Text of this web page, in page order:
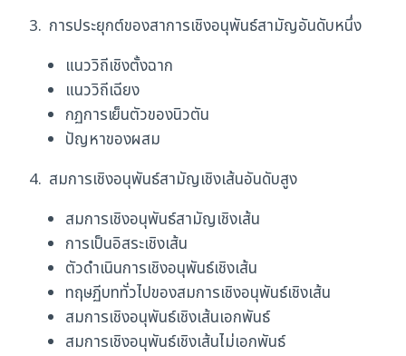
3. การประยุกต์ของสาการเชิงอนุพันธ์สามัญอันดับหนึ่ง
แนววิถีเชิงตั้งฉาก
แนววิถีเฉียง
กฏการเย็นตัวของนิวตัน
ปัญหาของผสม
4. สมการเชิงอนุพันธ์สามัญเชิงเส้นอันดับสูง
สมการเชิงอนุพันธ์สามัญเชิงเส้น
การเป็นอิสระเชิงเส้น
ตัวดำเนินการเชิงอนุพันธ์เชิงเส้น
ทฤษฏีบททั่วไปของสมการเชิงอนุพันธ์เชิงเส้น
สมการเชิงอนุพันธ์เชิงเส้นเอกพันธ์
สมการเชิงอนุพันธ์เชิงเส้นไม่เอกพันธ์